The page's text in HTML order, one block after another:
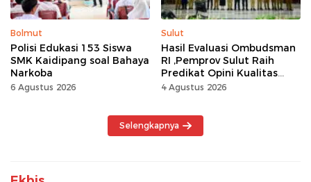
Bolmut
Polisi Edukasi 153 Siswa
SMK Kaidipang soal Bahaya
Narkoba
6 Agustus 2026
Sulut
Hasil Evaluasi Ombudsman
RI ,Pemprov Sulut Raih
Predikat Opini Kualitas
Tinggi Tanpa
4 Agustus 2026
Selengkapnya